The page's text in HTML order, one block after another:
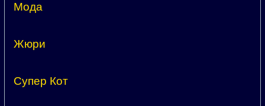
Мода
Жюри
Супер Кот